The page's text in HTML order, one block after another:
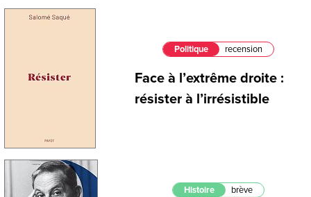
Politique recension
Face à l’extrême droite :
résister à l’irrésistible
Histoire brève